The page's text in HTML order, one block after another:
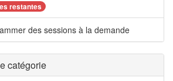
restantes
des sessions à la demande
catégorie